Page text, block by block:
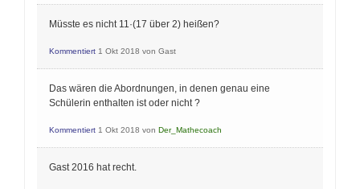
Müsste es nicht 11·(17 über 2) heißen?
Kommentiert 1 Okt 2018 von Gast
Das wären die Abordnungen, in denen genau eine
Schülerin enthalten ist oder nicht ?
Kommentiert 1 Okt 2018 von Der_Mathecoach
Gast 2016 hat recht.